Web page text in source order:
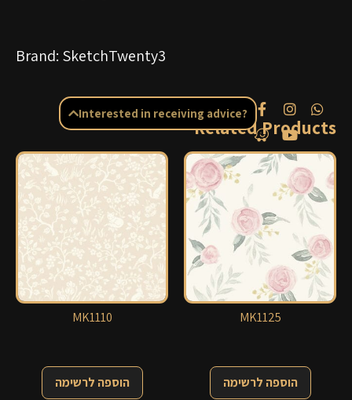
Brand: SketchTwenty3
Related Products
MK1110
הוספה לרשימה
MK1125
הוספה לרשימה
Interested in receiving advice?